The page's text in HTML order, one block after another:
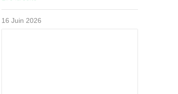
16 Juin 2026